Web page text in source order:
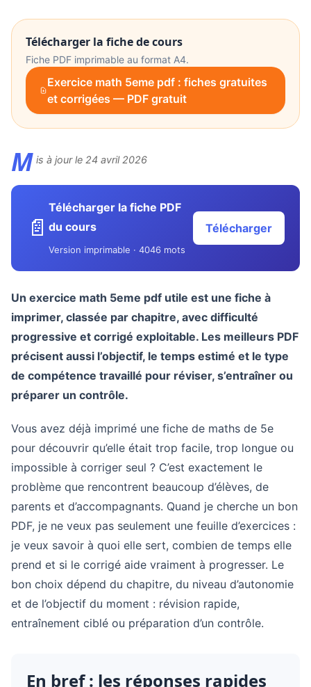
Télécharger la fiche de cours
Fiche PDF imprimable au format A4.
Exercice math 5eme pdf : fiches gratuites
et corrigées — PDF gratuit
M is à jour le 24 avril 2026
📄
Télécharger la fiche PDF
du cours
Version imprimable · 4046 mots
Télécharger
Un exercice math 5eme pdf utile est une fiche à
imprimer, classée par chapitre, avec difficulté
progressive et corrigé exploitable. Les meilleurs PDF
précisent aussi l’objectif, le temps estimé et le type
de compétence travaillé pour réviser, s’entraîner ou
préparer un contrôle.
Vous avez déjà imprimé une fiche de maths de 5e
pour découvrir qu’elle était trop facile, trop longue ou
impossible à corriger seul ? C’est exactement le
problème que rencontrent beaucoup d’élèves, de
parents et d’accompagnants. Quand je cherche un bon
PDF, je ne veux pas seulement une feuille d’exercices :
je veux savoir à quoi elle sert, combien de temps elle
prend et si le corrigé aide vraiment à progresser. Le
bon choix dépend du chapitre, du niveau d’autonomie
et de l’objectif du moment : révision rapide,
entraînement ciblé ou préparation d’un contrôle.
En bref : les réponses rapides